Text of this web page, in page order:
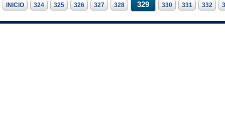
INICIO 324 325 326 327 328 329 330 331 332